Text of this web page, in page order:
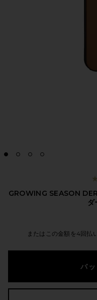
GROWING SEASON
ダ
またはこの金額を4回払
バ